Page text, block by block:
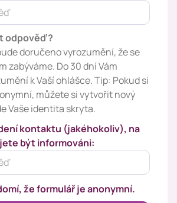
odpověď?
doručeno vyrozumění, že se
zabýváme. Do 30 dní Vám
k Vaší ohlášce. Tip: Pokud si
můžete si vytvořit nový
Vaše identita skryta.
kontaktu (jakéhokoliv), na
být informováni:
že formulář je anonymní.